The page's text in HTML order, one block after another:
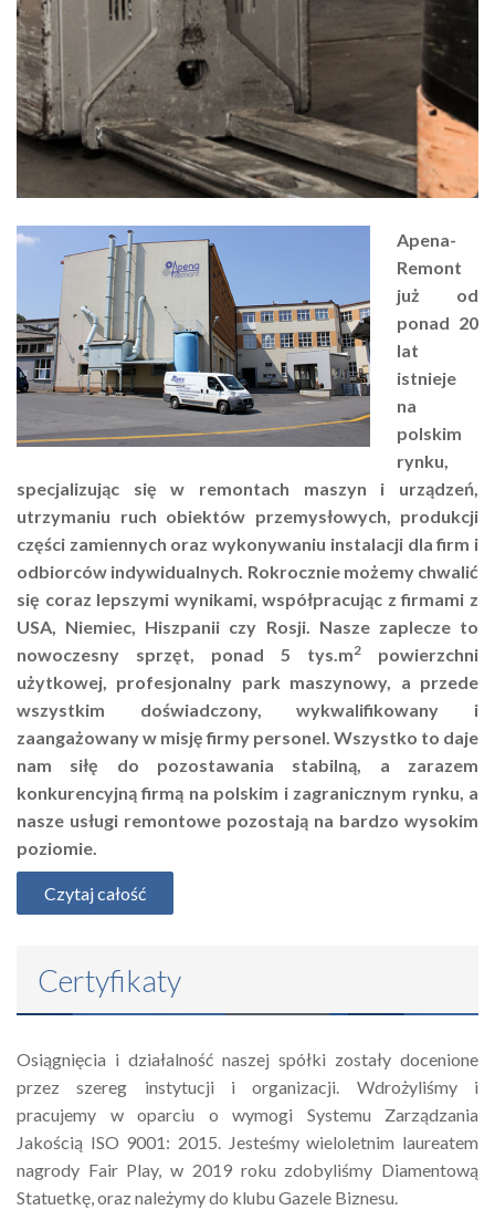
Apena-
Remont
już od
ponad 20
lat
istnieje
na
polskim
rynku,
specjalizując się w remontach maszyn i urządzeń,
utrzymaniu ruch obiektów przemysłowych, produkcji
części zamiennych oraz wykonywaniu instalacji dla firm i
odbiorców indywidualnych. Rokrocznie możemy chwalić
się coraz lepszymi wynikami, współpracując z firmami z
USA, Niemiec, Hiszpanii czy Rosji. Nasze zaplecze to
nowoczesny sprzęt, ponad 5 tys.m2
powierzchni
użytkowej, profesjonalny park maszynowy, a przede
wszystkim doświadczony, wykwalifikowany i
zaangażowany w misję firmy personel. Wszystko to daje
nam siłę do pozostawania stabilną, a zarazem
konkurencyjną firmą na polskim i zagranicznym rynku, a
nasze usługi remontowe pozostają na bardzo wysokim
poziomie.
Czytaj całość
Certyfikaty
Osiągnięcia i działalność naszej spółki zostały docenione
przez szereg instytucji i organizacji. Wdrożyliśmy i
pracujemy w oparciu o wymogi Systemu Zarządzania
Jakością ISO 9001: 2015. Jesteśmy wieloletnim laureatem
nagrody Fair Play, w 2019 roku zdobyliśmy Diamentową
Statuetkę, oraz należymy do klubu Gazele Biznesu.